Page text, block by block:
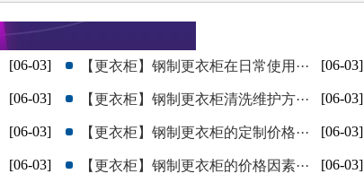
[06-03] 【更衣柜】钢制更衣柜在日常使用··· [06-03]
[06-03] 【更衣柜】钢制更衣柜清洗维护方··· [06-03]
[06-03] 【更衣柜】钢制更衣柜的定制价格··· [06-03]
[06-03] 【更衣柜】钢制更衣柜的价格因素··· [06-03]